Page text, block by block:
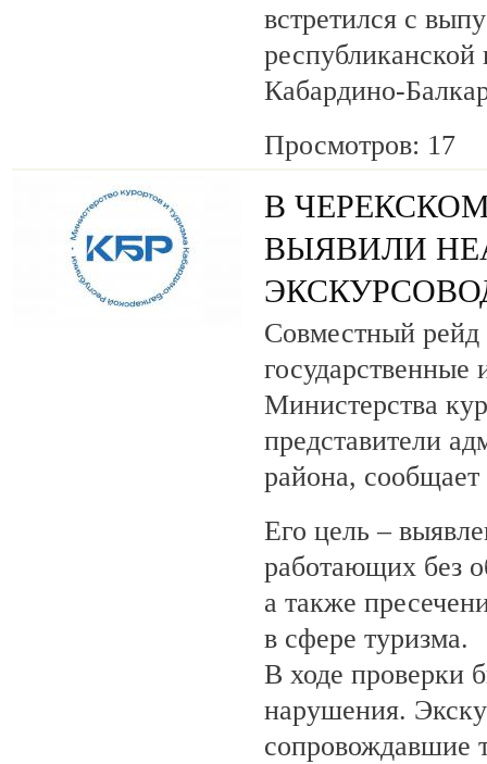
встретился с
Кабардино-
Просмотров: 17
В
ВЫЯВИЛИ
Совместный рейд
государственные
Министерства
представители
района,
Его цель –
работающих без
а также
в сфере туризма.
В ходе проверки
нарушения.
сопровождавшие